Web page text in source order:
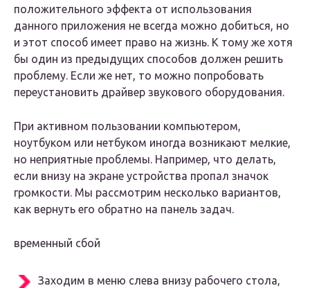
положительного эффекта от использования
данного приложения не всегда можно добиться, но
и этот способ имеет право на жизнь. К тому же хотя
бы один из предыдущих способов должен решить
проблему. Если же нет, то можно попробовать
переустановить драйвер звукового оборудования.
При активном пользовании компьютером,
ноутбуком или нетбуком иногда возникают мелкие,
но неприятные проблемы. Например, что делать,
если внизу на экране устройства пропал значок
громкости. Мы рассмотрим несколько вариантов,
как вернуть его обратно на панель задач.
временный сбой
Заходим в меню слева внизу рабочего стола,